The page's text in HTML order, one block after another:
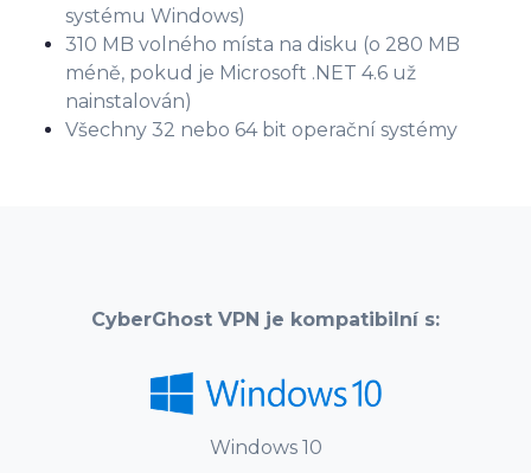
systému Windows)
310 MB volného místa na disku (o 280 MB
méně, pokud je Microsoft .NET 4.6 už
nainstalován)
Všechny 32 nebo 64 bit operační systémy
CyberGhost VPN je kompatibilní s:
Windows 10